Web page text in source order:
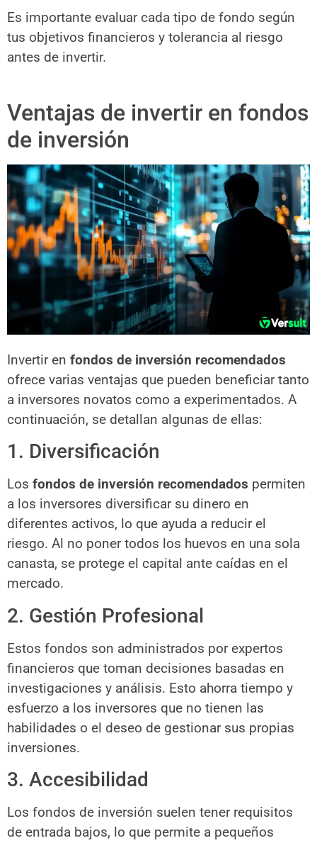
Es importante evaluar cada tipo de fondo según
tus objetivos financieros y tolerancia al riesgo
antes de invertir.
Ventajas de invertir en fondos
de inversión
Invertir en fondos de inversión recomendados
ofrece varias ventajas que pueden beneficiar tanto
a inversores novatos como a experimentados. A
continuación, se detallan algunas de ellas:
1. Diversificación
Los fondos de inversión recomendados permiten
a los inversores diversificar su dinero en
diferentes activos, lo que ayuda a reducir el
riesgo. Al no poner todos los huevos en una sola
canasta, se protege el capital ante caídas en el
mercado.
2. Gestión Profesional
Estos fondos son administrados por expertos
financieros que toman decisiones basadas en
investigaciones y análisis. Esto ahorra tiempo y
esfuerzo a los inversores que no tienen las
habilidades o el deseo de gestionar sus propias
inversiones.
3. Accesibilidad
Los fondos de inversión suelen tener requisitos
de entrada bajos, lo que permite a pequeños